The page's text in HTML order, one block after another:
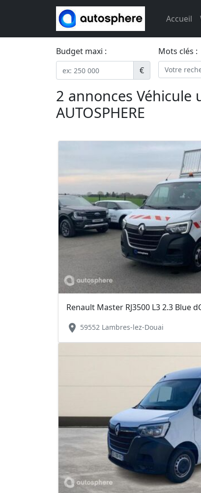
Accueil
Budget maxi :
€
Mots clés :
2 annonces Véhicule
AUTOSPHERE
Renault Master RJ3500 L3 2.3 Blue
location_on 59552 Lambres-lez-Douai